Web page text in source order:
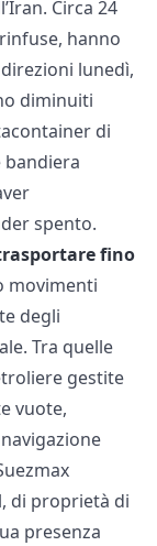
Circa 24
hanno
lunedì,
diminuiti
di
spento.
fino
movimenti
degli
Tra quelle
gestite
vuote,
di proprietà di
presenza